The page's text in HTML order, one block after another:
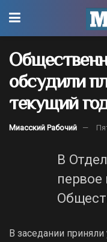
обсудили
текущий
Миасский Рабочий
В
первое
В заседании приняли